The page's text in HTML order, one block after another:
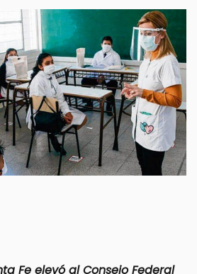
Fe elevó al Consejo Federal